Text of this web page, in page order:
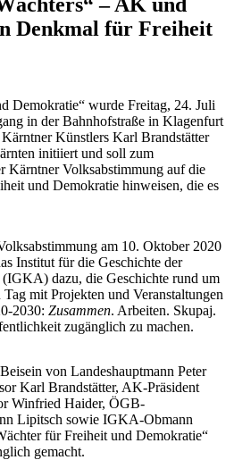
Denkmal für Freiheit
Demokratie“ wurde Freitag, 24. Juli
in der Bahnhofstraße in Klagenfurt
Künstlers Karl Brandstätter
initiiert und soll zum
Kärntner Volksabstimmung auf die
und Demokratie hinweisen, die es
am 10. Oktober 2020
Institut für die Geschichte der
dazu, die Geschichte rund um
mit Projekten und Veranstaltungen
2030: Zusammen. Arbeiten. Skupaj.
zugänglich zu machen.
von Landeshauptmann Peter
Karl Brandstätter, AK-Präsident
Winfried Haider, ÖGB-
Lipitsch sowie IGKA-Obmann
für Freiheit und Demokratie“
gemacht.